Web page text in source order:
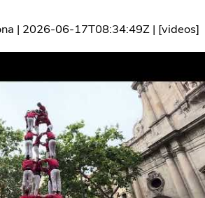
| 2026-06-17T08:34:49Z | [videos]